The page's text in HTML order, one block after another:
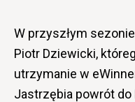
W przyszłym
Piotr Dziewicki,
utrzymanie w
Jastrzębia powrót do